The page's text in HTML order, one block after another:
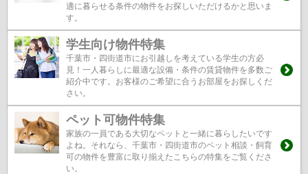
適に暮らせる条件の物件をお探しいただけるかと思いま
す。
学生向け物件特集
千葉市・四街道市にお引越しを考えている学生の方必
見！一人暮らしに最適な設備・条件の賃貸物件を多数ご
紹介中です。お客様のご希望に合うお部屋をお探しくだ
さい。
ペット可物件特集
家族の一員である大切なペットと一緒に暮らしたいです
よね。それなら、千葉市・四街道市のペット相談・飼育
可の物件を豊富に取り揃えたこちらの特集をご覧くださ
い。